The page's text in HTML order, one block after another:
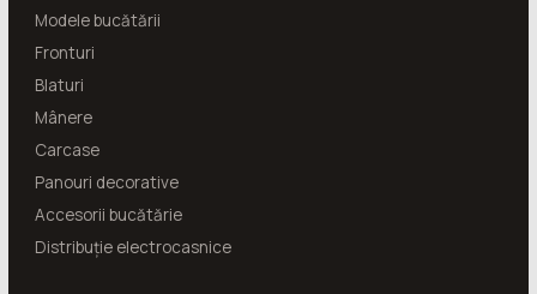
Modele bucătării
Fronturi
Blaturi
Mânere
Carcase
Panouri decorative
Accesorii bucătărie
Distribuție electrocasnice